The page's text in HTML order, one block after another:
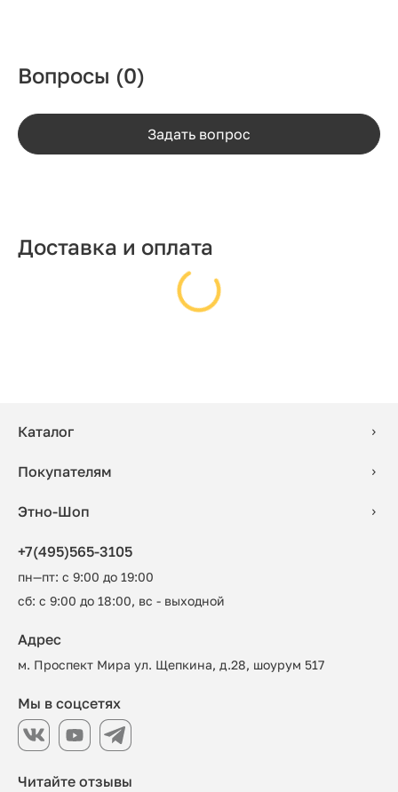
Вопросы (0)
Задать вопрос
Доставка и оплата
Каталог
Покупателям
Этно-Шоп
+7(495)565-3105
пн—пт: с 9:00 до 19:00
сб: с 9:00 до 18:00, вс - выходной
Читайте отзывы
Адрес
м. Проспект Мира ул. Щепкина, д.28, шоурум 517
Мы в соцсетях